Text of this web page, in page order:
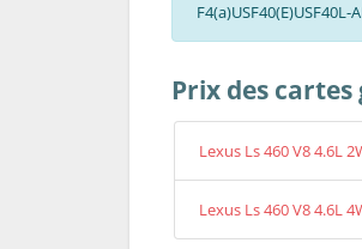
Prix des
Lexus Ls 460 V8 4.6L
Lexus Ls 460 V8 4.6L